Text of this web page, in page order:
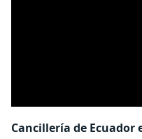
Cancillería de